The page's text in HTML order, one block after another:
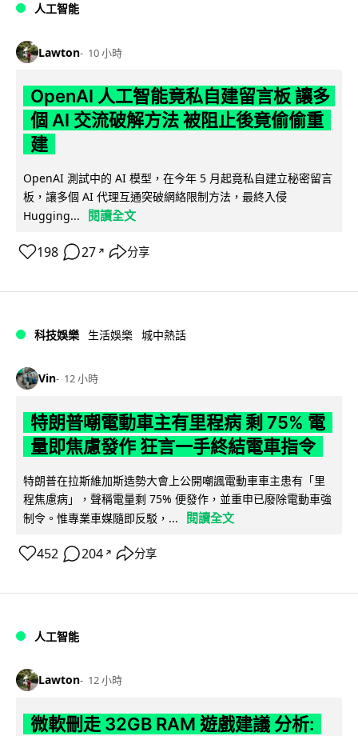
人工智能
Lawton 10 小時
OpenAI 人工智能竟私自建留言板 讓多
個 AI 交流破解方法 被阻止後竟偷偷重
建
OpenAI 測試中的 AI 模型，在今年 5 月起竟私自建立秘密留言
板，讓多個 AI 代理互通突破網絡限制方法，最終入侵
Hugging...
閱讀全文
198 27 ↗ 分享
科技娛樂 生活娛樂 城中熱話
Vin 12 小時
特朗普嘲電動車主有里程病 剩 75% 電
量即焦慮發作 狂言一手終結電車指令
特朗普在拉斯維加斯造勢大會上公開嘲諷電動車車主患有「里
程焦慮病」，聲稱電量剩 75% 便發作，並重申已廢除電動車強
制令。惟專業車媒隨即反駁，...
閱讀全文
452 204 ↗ 分享
人工智能
Lawton 12 小時
微軟刪走 32GB RAM 遊戲建議 分析: